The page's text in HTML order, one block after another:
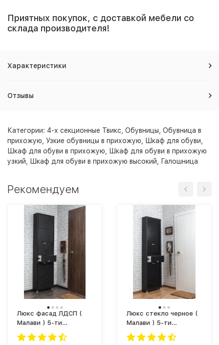
Приятных покупок, с доставкой мебели со
склада производителя!
Характеристики
Отзывы
Категории: 4-х секционные Твикс Обувницы Обувница в
прихожую
Узкие обувницы в прихожую Шкаф для обуви
Шкаф для обуви в прихожую
Шкаф для обуви в прихожую
узкий
Шкаф для обуви в прихожую высокий Галошница
Рекомендуем
Люкс фасад ЛДСП (
Малави ) 5-ти
секционный Плюс
Люкс стекло черное (
Малави ) 5-ти
секционный Плюс